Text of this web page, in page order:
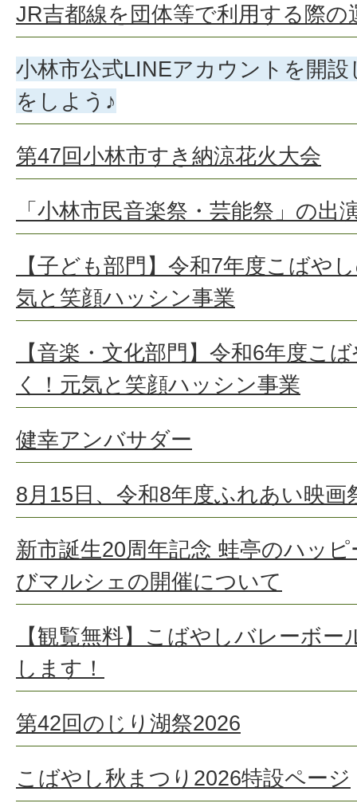
JR吉都線を団体等で利用する際
小林市公式LINEアカウントを開
をしよう♪
第47回小林市すき納涼花火大会
「小林市民音楽祭・芸能祭」の出
【子ども部門】令和7年度こばや
気と笑顔ハッシン事業
【音楽・文化部門】令和6年度こ
く！元気と笑顔ハッシン事業
健幸アンバサダー
8月15日、令和8年度ふれあい映画
新市誕生20周年記念 蛙亭のハッ
びマルシェの開催について
【観覧無料】こばやしバレーボ
します！
第42回のじり湖祭2026
こばやし秋まつり2026特設ページ